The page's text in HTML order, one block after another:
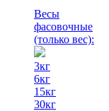
Весы
фасовочные
(только вес):
3кг
6кг
15кг
30кг